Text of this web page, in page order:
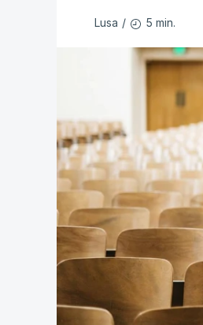
Lusa / 5 min.